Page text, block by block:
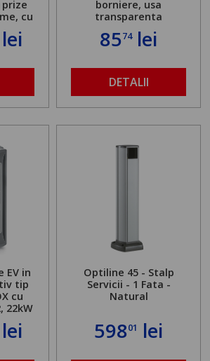
prize
cu
borniere, usa
transparenta
8574lei
DETALII
EV in
tip
cu
22kW
lei
Optiline 45 - Stalp
Servicii - 1 Fata -
Natural
59801 lei